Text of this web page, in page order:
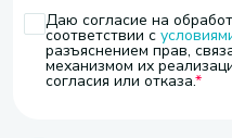
Даю согласие на
соответствии с
разъяснением прав,
механизмом их
согласия или отказа.